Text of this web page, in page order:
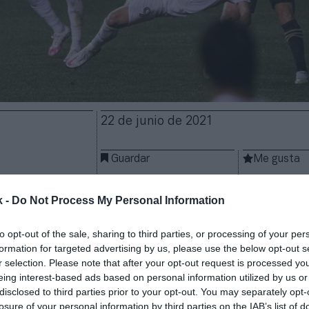
- Do Not Process My Personal Information
opt-out of the sale, sharing to third parties, or processing of your
for targeted advertising by us, please use the below opt-out
selection. Please note that after your opt-out request is processed
interest-based ads based on personal information utilized by us
to third parties prior to your opt-out. You may separately
of your personal information by third parties on the IAB’s list of
22 de junio de 2021
Guardar Me gusta
alimentando elboomdelsoccerpara que se sitúe
una liga de filiales con el objetivo de que las
una división inferior en la que foguear a su
Major League Soccer pasan por dar inicio a esta
2022, según ha informado en un comunicado.
una liga profesional en la que competirán